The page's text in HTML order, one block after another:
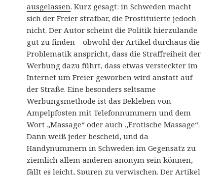
ausgelassen. Kurz gesagt: in Schweden macht
sich der Freier strafbar, die Prostituierte jedoch
nicht. Der Autor scheint die Politik hierzulande
gut zu finden – obwohl der Artikel durchaus die
Problematik anspricht, dass die Straffreiheit der
Werbung dazu führt, dass etwas versteckter im
Internet um Freier geworben wird anstatt auf
der Straße. Eine besonders seltsame
Werbungsmethode ist das Bekleben von
Ampelpfosten mit Telefonnummern und dem
Wort „Massage“ oder auch „Erotische Massage“.
Dann weiß jeder bescheid, und da
Handynummern in Schweden im Gegensatz zu
ziemlich allem anderen anonym sein können,
fällt es leicht, Spuren zu verwischen. Der Artikel